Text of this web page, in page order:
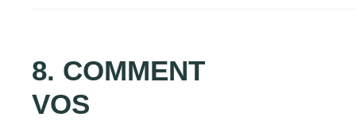
8. COMMENT
VOS